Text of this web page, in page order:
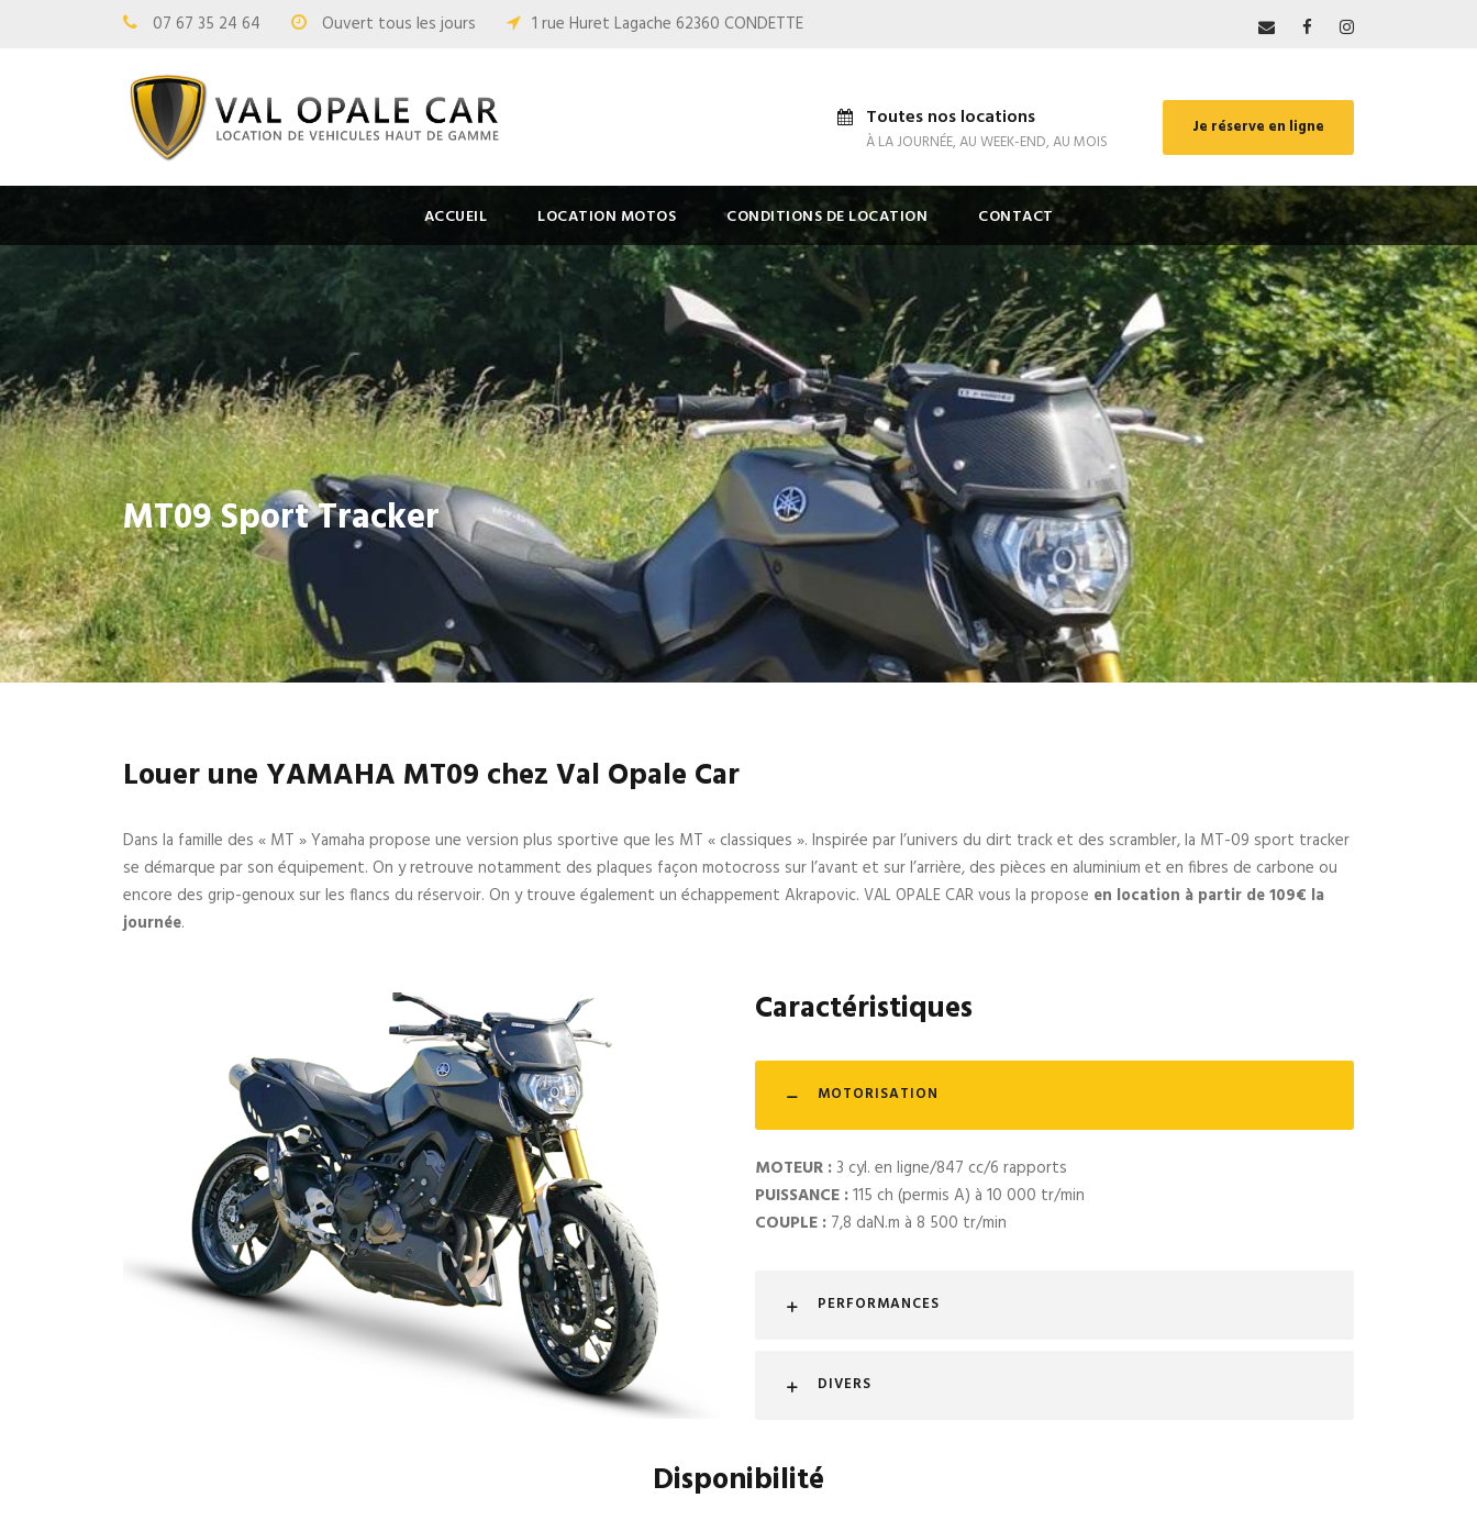
07 67 35 24 64 Ouvert tous les jours 1 rue Huret Lagache 62360 CONDETTE
Toutes nos locations
À LA JOURNÉE, AU WEEK-END, AU MOIS
Je réserve en ligne
ACCUEIL LOCATION MOTOS CONDITIONS DE LOCATION CONTACT
MT09 Sport Tracker
Louer une YAMAHA MT09 chez Val Opale Car
Dans la famille des « MT » Yamaha propose une version plus sportive que les MT « classiques ». Inspirée par l’univers du dirt track et des scrambler, la MT-09 sport tracker
se démarque par son équipement. On y retrouve notamment des plaques façon motocross sur l’avant et sur l’arrière, des pièces en aluminium et en fibres de carbone ou
encore des grip-genoux sur les flancs du réservoir. On y trouve également un échappement Akrapovic. VAL OPALE CAR vous la propose en location à partir de 109€ la
journée.
Caractéristiques
MOTORISATION
MOTEUR : 3 cyl. en ligne/847 cc/6 rapports
PUISSANCE :115 ch (permis A) à 10 000 tr/min
COUPLE : 7,8 daN.m à 8 500 tr/min
PERFORMANCES
DIVERS
Disponibilité